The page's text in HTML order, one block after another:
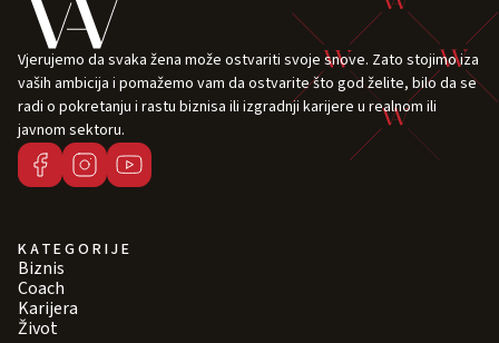
Vjerujemo da svaka žena može ostvariti svoje snove. Zato stojimo iza
vaših ambicija i pomažemo vam da ostvarite što god želite, bilo da se
radi o pokretanju i rastu biznisa ili izgradnji karijere u realnom ili
javnom sektoru.
KATEGORIJE
Biznis
Coach
Karijera
Život